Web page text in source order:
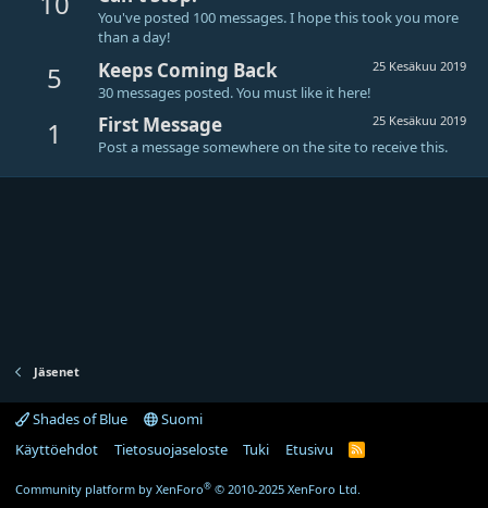
You've posted 100 messages. I hope this took you more
than a day!
5 25 Kesäkuu 2019
Keeps Coming Back
30 messages posted. You must like it here!
1 25 Kesäkuu 2019
First Message
Post a message somewhere on the site to receive this.
Jäsenet
Shades of Blue
Suomi
Käyttöehdot
Tietosuojaseloste Tuki Etusivu
R
Community platform by XenForo® © 2010-2025 XenForo Ltd.